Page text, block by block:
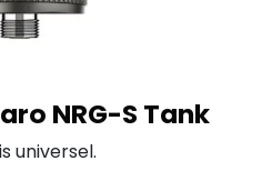
NRG-S Tank
universel.